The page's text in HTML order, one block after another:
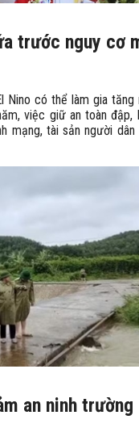
trước nguy cơ
Nino có thể làm gia tăng
việc giữ an toàn đập,
mạng, tài sản người dân
an ninh trường